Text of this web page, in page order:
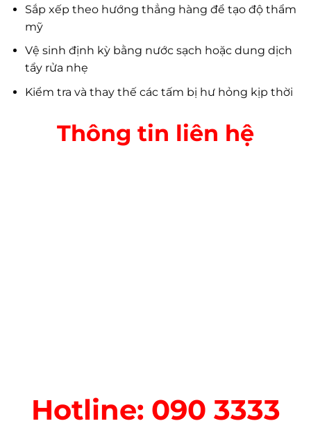
Sắp xếp theo hướng thẳng hàng để tạo độ thẩm
mỹ
Vệ sinh định kỳ bằng nước sạch hoặc dung dịch
tẩy rửa nhẹ
Kiểm tra và thay thế các tấm bị hư hỏng kịp thời
Thông tin liên hệ
Hotline: 090 3333